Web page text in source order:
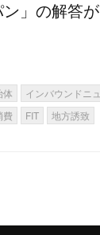
」の解答
体
インバウンドニ
費 FIT 地方誘致